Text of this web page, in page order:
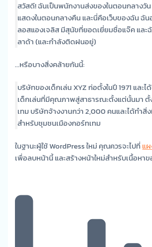
สวัสดี! ฉันเป็นพนักงานส่งของในตอนกลางวั
แสดงในตอนกลางคืน และนี่คือเว็บของฉัน ฉั
ลอสแองเจลิส มีสุนัขที่ยอดเยี่ยมชื่อแจ๊ค และ
ลาด้า (และกำลังติดฝนอยู่)
…หรือบางสิ่งคล้ายกันนี้:
บริษัทของเด็กเล่น XYZ ก่อตั้งในปี 1971 และ
เด็กเล่นที่มีคุณภาพสู่สาธารณะตั้งแต่นั้นมา ตั้
เทม บริษัทจ้างงานกว่า 2,000 คนและได้ทำสิ่
สำหรับชุมชนเมืองกอร์ทเทม
ในฐานะผู้ใช้ WordPress ใหม่ คุณควรจะไปที่ แ
เพื่อลบหน้านี้ และสร้างหน้าใหม่สำหรับเนื้อห